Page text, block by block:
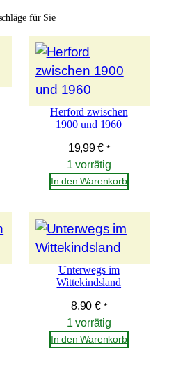
für Sie
Herford zwischen
1900 und 1960
19,99€ *
1 vorrätig
In den Warenkorb
Unterwegs im
Wittekindsland
8,90€ *
1 vorrätig
In den Warenkorb